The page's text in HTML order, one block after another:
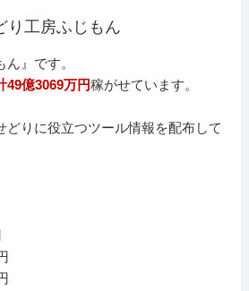
り工房ふじもん
』です。
49億3069万円稼がせています。
どりに役立つツール情報を配布して